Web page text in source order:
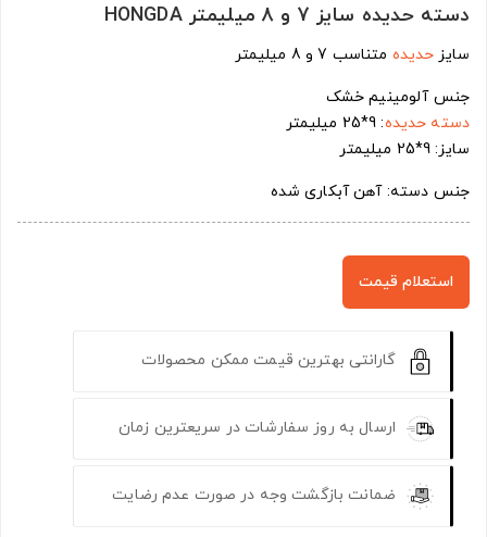
دسته حدیده سایز 7 و 8 میلیمتر HONGDA
سایز حدیده متناسب 7 و 8 میلیمتر
جنس آلومینیم خشک
دسته حدیده: 9*25 میلیمتر
سایز: 9*25 میلیمتر
جنس دسته: آهن آبکاری شده
استعلام قیمت
گارانتی بهترین قیمت ممکن محصولات
ارسال به روز سفارشات در سریعترین زمان
ضمانت بازگشت وجه در صورت عدم رضایت